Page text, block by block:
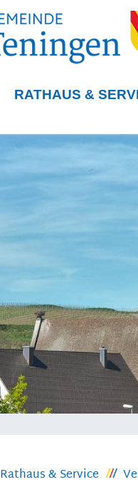
RATHAUS &
Rathaus & Service